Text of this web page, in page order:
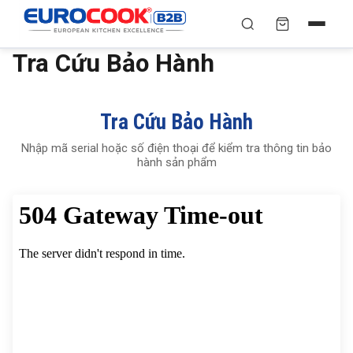
YÊU CẦU BÁO GIÁ TỐT
Chuyên gia liên hệ trong vòng 30 phút — Hoàn toàn
SỐ ĐIỆN THOẠI*
Tra Cứu Bảo Hành
Tra Cứu Bảo Hành
Nhập mã serial hoặc số điện thoại để kiểm tra thông tin bảo
hành sản phẩm